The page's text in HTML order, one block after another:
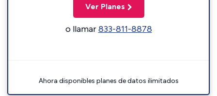
Ver Planes
o llamar833-811-8878
Ahora disponibles planes de datos ilimitados